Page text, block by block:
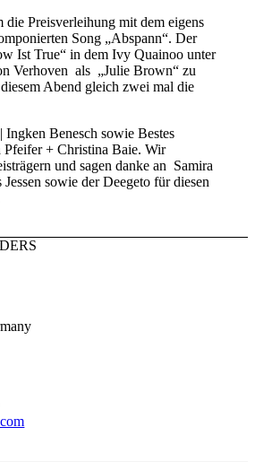
die Preisverleihung mit dem eigens
Song „Abspann“. Der
Ist True“ in dem Ivy Quainoo unter
Verhoven als „Julie Brown“ zu
Abend gleich zwei mal die
Ingken Benesch sowie Bestes
Pfeifer + Christina Baie. Wir
und sagen danke an Samira
sowie der Deegeto für diesen